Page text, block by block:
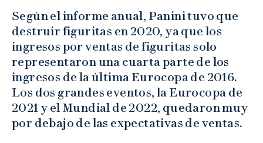
Según el informe anual, Panini tuvo que
destruir figuritas en 2020, ya que los
ingresos por ventas de figuritas solo
representaron una cuarta parte de los
ingresos de la última Eurocopa de 2016.
Los dos grandes eventos, la Eurocopa de
2021 y el Mundial de 2022, quedaron muy
por debajo de las expectativas de ventas.